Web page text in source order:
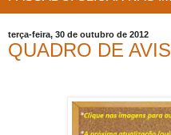
terça-feira, 30 de outubro de 2012
QUADRO DE